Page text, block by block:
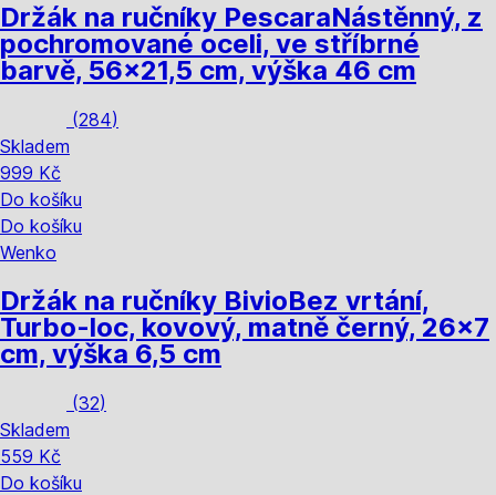
Držák na ručníky PescaraNástěnný, z
pochromované oceli, ve stříbrné
barvě, 56x21,5 cm, výška 46 cm
(284)
Skladem
999 Kč
Do košíku
Do košíku
Wenko
Držák na ručníky BivioBez vrtání,
Turbo-loc, kovový, matně černý, 26x7
cm, výška 6,5 cm
(32)
Skladem
559 Kč
Do košíku